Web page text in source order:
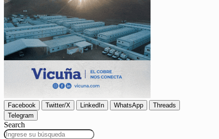
Facebook Twitter/X LinkedIn WhatsApp
Threads
Telegram
Search